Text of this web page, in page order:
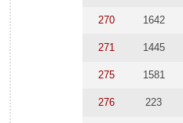
270 1642
271 1445
275 1581
276 223